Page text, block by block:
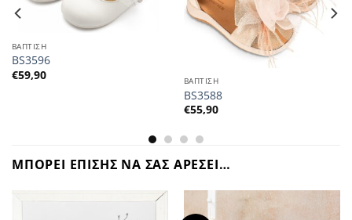
ΒΑΠΤΙΣΗ
BS3596
€59,90 ΒΑΠΤΙΣΗ
BS3588
€55,90
ΜΠΟΡΕΙ ΕΠΙΣΗΣ ΝΑ ΣΑΣ ΑΡΕΣΕΙ…